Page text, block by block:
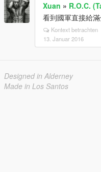
Xuan » R.O.C.
看到國軍直接給
Kontext betrachten
13. Januar 2016
Designed in Alderney
Made in Los Santos